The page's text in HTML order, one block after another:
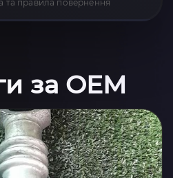
та правила повернення
за OEM